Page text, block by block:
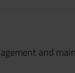
and